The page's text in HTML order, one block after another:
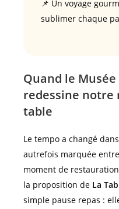
📌 Un voyage
sublimer chaque
Quand le
redessine notre
table
Le tempo a changé
autrefois marquée
moment de restauration
la proposition de La
simple pause repas :